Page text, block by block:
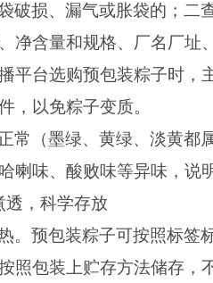
破损、漏气或胀袋的；二
净含量和规格、厂名厂址
平台选购预包装粽子时，
，以免粽子变质。
常（墨绿、黄绿、淡黄都
味、酸败味等异味，说
透，科学存放
。预包装粽子可按照标签
照包装上贮存方法储存，